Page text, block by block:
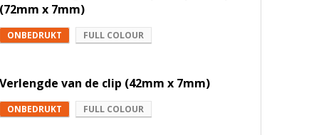
(72mm x 7mm)
ONBEDRUKT FULL COLOUR
Verlengde van de clip (42mm x 7mm)
ONBEDRUKT FULL COLOUR